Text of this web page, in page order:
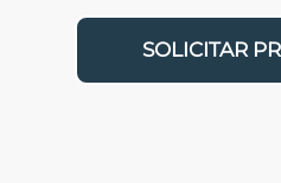
SOLICITAR